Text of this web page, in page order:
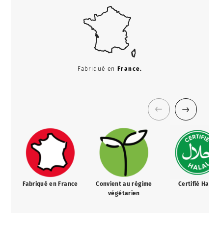
Fabriqué en France.
Fabriqué en France
Convient au régime
végétarien
Certifié Halal